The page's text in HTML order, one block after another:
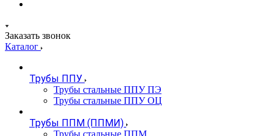
Заказать звонок
Каталог
Трубы ППУ
Трубы стальные ППУ ПЭ
Трубы стальные ППУ ОЦ
Трубы ППМ (ППМИ)
Трубы стальные ППМ